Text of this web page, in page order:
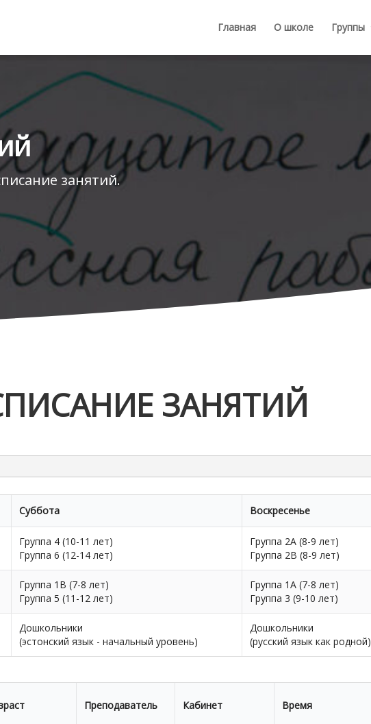
Главная О школе Группы
занятий.
ЗАНЯТИЙ
Суббота Воскресенье
Группа 4 (10-11 лет)
Группа 6 (12-14 лет)
Группа 2А (8-9 лет)
Группа 2В (8-9 лет)
Группа 1В (7-8 лет)
Группа 5 (11-12 лет)
Группа 1А (7-8 лет)
Группа 3 (9-10 лет)
Дошкольники
(эстонский язык - начальный уровень)
Дошкольники
(русский язык как родной)
Преподаватель Кабинет Время